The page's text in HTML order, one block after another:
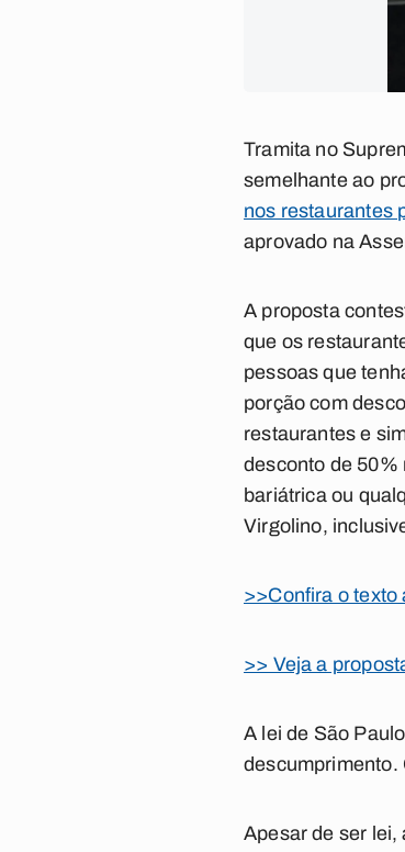
Tramita no
semelhante ao
nos restaurantes
aprovado na
A proposta
que os
pessoas que
porção com
restaurantes e
desconto de 50%
bariátrica ou
Virgolino,
>>Confira o texto
>> Veja a
A lei de São
descumprimento.
Apesar de ser lei,